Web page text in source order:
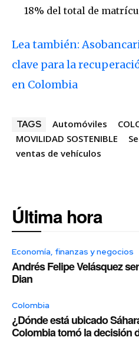
18% del total de
Lea también:
clave para la
en Colombia
TAGS Automóviles
MOVILIDAD SOSTENIBLE
ventas de vehículos
Última hora
Economía, finanzas y negocios
Andrés Felipe Velásquez
Dian
Colombia
¿Dónde está ubicado
Colombia tomó la decisión